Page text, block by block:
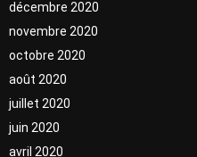
décembre 2020
novembre 2020
octobre 2020
août 2020
juillet 2020
juin 2020
avril 2020